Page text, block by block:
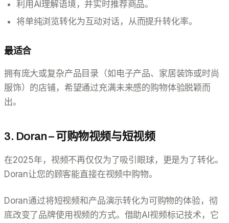
利用AI理解语境，并实时推荐商品。
将单纯浏览转化为互动对话，从而提升转化率。
最适合
拥有庞大或复杂产品目录（如电子产品、家居装饰或时尚
服饰）的店铺，希望通过充满未来感的购物体验脱颖而
出。
3. Doran – 可购物视频与短视频
在2025年，视频不再仅仅为了吸引眼球，更是为了转化。
Doran让您的顾客能直接在视频中购物。
Doran通过将短视频和产品演示转化为可购物的体验，彻
底改变了品牌使用视频的方式。借助AI视频标记技术，它